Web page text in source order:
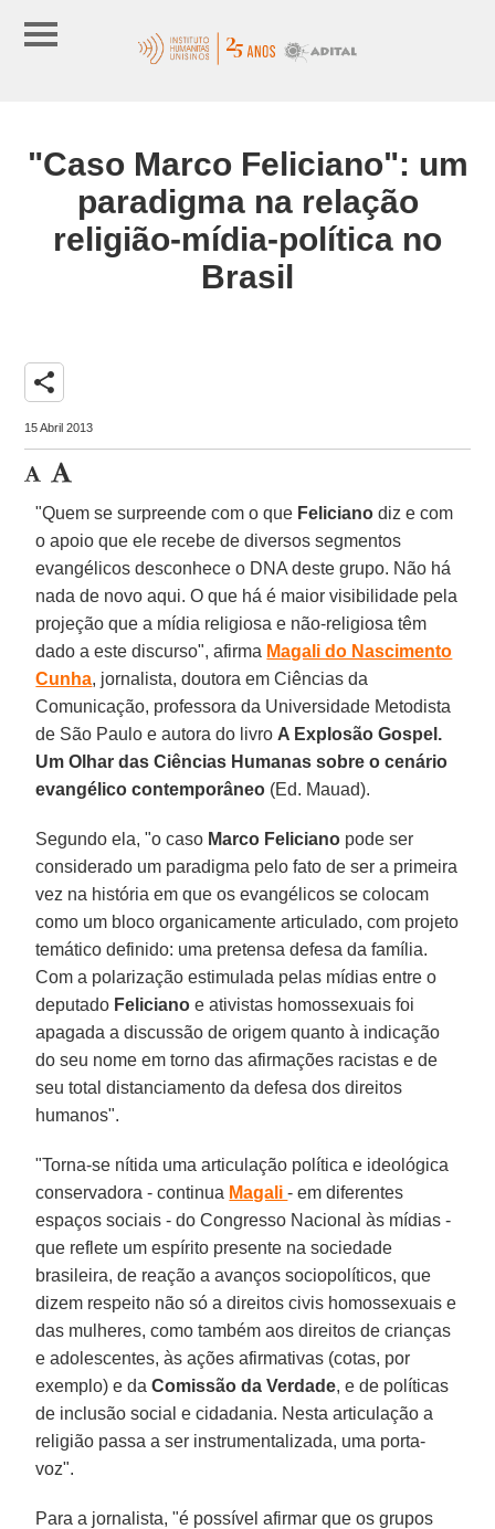
"Caso Marco Feliciano": um
paradigma na relação
religião-mídia-política no
Brasil
share
15 Abril 2013
"Quem se surpreende com o que Felicianodiz e com
o apoio que ele recebe de diversos segmentos
evangélicos desconhece o DNA deste grupo. Não há
nada de novo aqui. O que há é maior visibilidade pela
projeção que a mídia religiosa e não-religiosa têm
dado a este discurso", afirma Magali do Nascimento
Cunha, jornalista, doutora em Ciências da
Comunicação, professora da Universidade Metodista
de São Paulo e autora do livro A Explosão Gospel.
Um Olhar das Ciências Humanas sobre o cenário
evangélico contemporâneo (Ed. Mauad).
Segundo ela, "o caso Marco Feliciano pode ser
considerado um paradigma pelo fato de ser a primeira
vez na história em que os evangélicos se colocam
como um bloco organicamente articulado, com projeto
temático definido: uma pretensa defesa da família.
Com a polarização estimulada pelas mídias entre o
deputado Felicianoe ativistas homossexuais foi
apagada a discussão de origem quanto à indicação
do seu nome em torno das afirmações racistas e de
seu total distanciamento da defesa dos direitos
humanos".
"Torna-se nítida uma articulação política e ideológica
conservadora - continua Magali- em diferentes
espaços sociais - do Congresso Nacional às mídias -
que reflete um espírito presente na sociedade
brasileira, de reação a avanços sociopolíticos, que
dizem respeito não só a direitos civis homossexuais e
das mulheres, como também aos direitos de crianças
e adolescentes, às ações afirmativas (cotas, por
exemplo) e daComissão da Verdade, e de políticas
de inclusão social e cidadania. Nesta articulação a
religião passa a ser instrumentalizada, uma porta-
voz".
Para a jornalista, "é possível afirmar que os grupos